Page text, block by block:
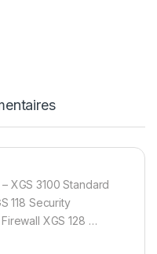
XGS 3100 Standard
118 Security
XGS 128 …